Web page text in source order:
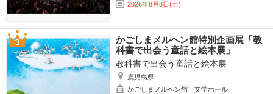
2026年8月8日(土)
かごしまメルヘン館特別企画展「教
科書で出会う童話と絵本展」
教科書で出会う童話と絵本展
鹿児島県
かごしまメルヘン館 文学ホール